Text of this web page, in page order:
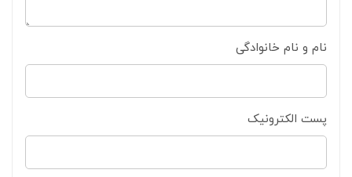
نام و نام خانوادگی
پست الکترونیک